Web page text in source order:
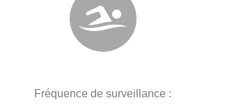
Fréquence de surveillance :